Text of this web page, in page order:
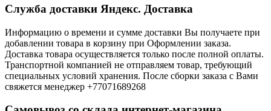
Служба доставки Яндекс. Доставка
Информацию о времени и сумме доставки Вы получаете при
добавлении товара в корзину при Оформлении заказа.
Доставка товара осуществляется только после полной оплаты.
Транспортной компанией не отправляем товар, требующий
специальных условий хранения. После сборки заказа с Вами
свяжется менеджер +77071689268